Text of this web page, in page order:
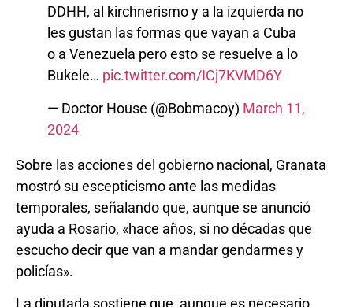
DDHH, al kirchnerismo y a la izquierda no
les gustan las formas que vayan a Cuba
o a Venezuela pero esto se resuelve a lo
Bukele… pic.twitter.com/ICj7KVMD6Y
— Doctor House (@Bobmacoy) March 11,
2024
Sobre las acciones del gobierno nacional, Granata
mostró su escepticismo ante las medidas
temporales, señalando que, aunque se anunció
ayuda a Rosario, «hace años, si no décadas que
escucho decir que van a mandar gendarmes y
policías».
La diputada sostiene que, aunque es necesario